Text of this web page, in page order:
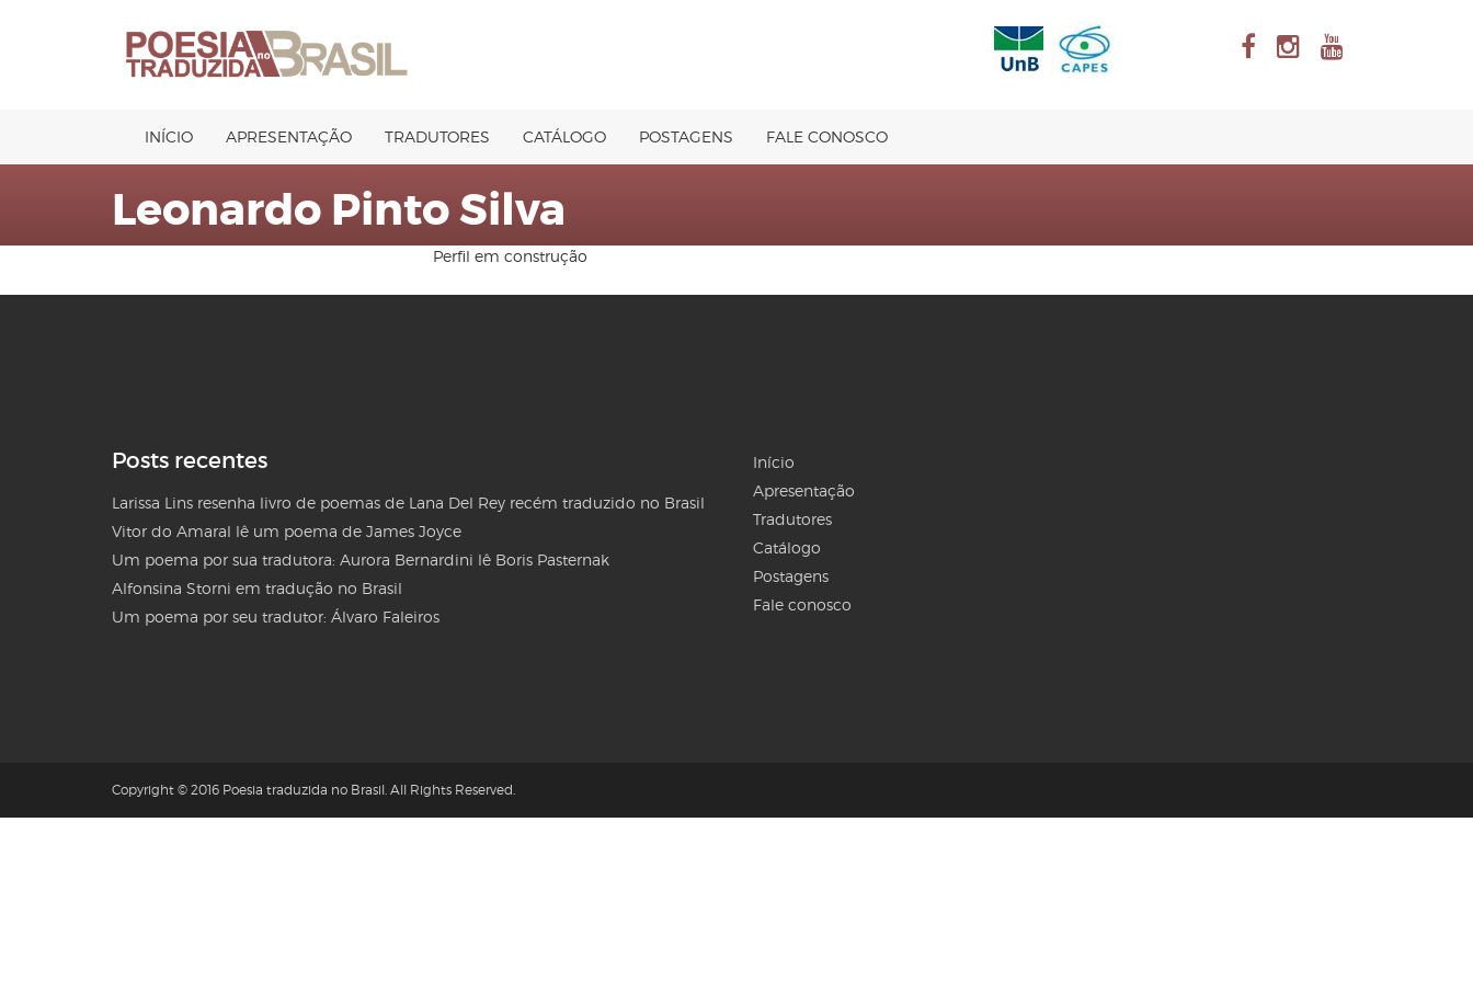
INÍCIO APRESENTAÇÃO TRADUTORES CATÁLOGO POSTAGENS FALE CONOSCO
Leonardo Pinto Silva
Perfil em construção
Posts recentes
Larissa Lins resenha livro de poemas de Lana Del Rey recém traduzido no Brasil
Vitor do Amaral lê um poema de James Joyce
Um poema por sua tradutora: Aurora Bernardini lê Boris Pasternak
Alfonsina Storni em tradução no Brasil
Um poema por seu tradutor: Álvaro Faleiros
Início
Apresentação
Tradutores
Catálogo
Postagens
Fale conosco
Copyright © 2016 Poesia traduzida no Brasil. All Rights Reserved.